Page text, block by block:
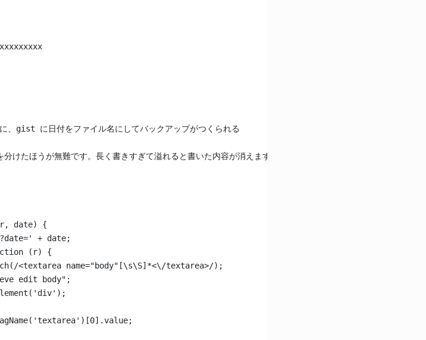
、gist に日付をファイル名にしてバックアップがつくられる
けたほうが無難です。長く書きすぎて溢れると書いた内容が消えます。
date) {
+ date;
(r) {
<textarea name="body"[\s\S]*<\/textarea>/);
edit body";